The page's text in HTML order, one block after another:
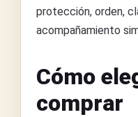
protección, orden,
acompañamiento
Cómo
comprar